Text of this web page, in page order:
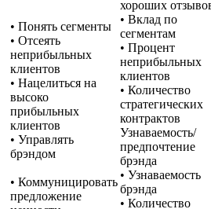
хороших
• Понять сегменты
• Отсеять
неприбыльных
клиентов
• Нацелиться на
высоко
прибыльных
клиентов
• Управлять
брэндом
• Вклад по
сегментам
• Процент
неприбыльных
клиентов
• Количество
стратегических
контрактов
Узнаваемость/
предпочтение
брэнда
• Коммуницировать
предложение
• Узнаваемость
брэнда
• Количество